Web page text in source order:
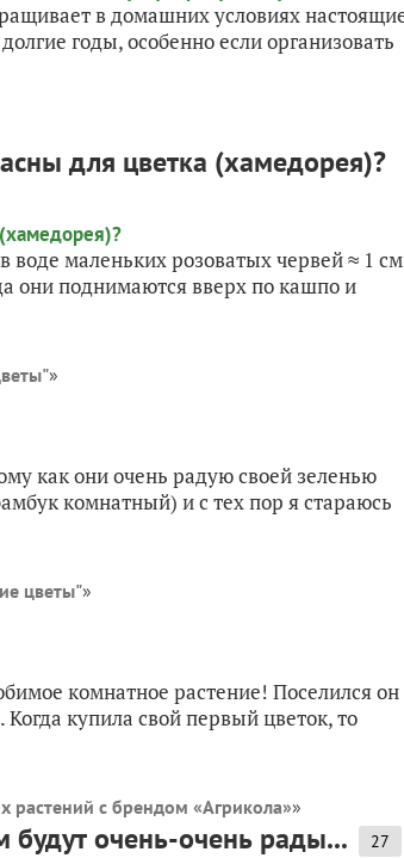
в домашних условиях
годы, особенно если организовать
для цветка (хамедорея)?
воде маленьких розоватых червей ≈ 1
они поднимаются вверх по кашпо и
»
как они очень радую своей зеленью
комнатный) и с тех пор я стараюсь
цветы"»
комнатное растение! Поселился он
купила свой первый цветок, то
растений с брендом «Агрикола»»
будут очень-очень рады... 27